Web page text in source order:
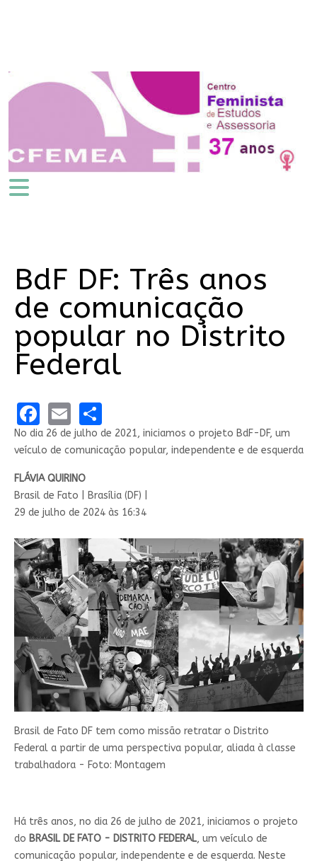
BdF DF: Três anos
de comunicação
popular no Distrito
Federal
Facebook
EmailShare
No dia 26 de julho de 2021, iniciamos o projeto BdF-DF, um
veículo de comunicação popular, independente e de esquerda
FLÁVIA QUIRINO
Brasil de Fato | Brasília (DF) |
29 de julho de 2024 às 16:34
Brasil de Fato DF tem como missão retratar o Distrito
Federal a partir de uma perspectiva popular, aliada à classe
trabalhadora - Foto: Montagem
Há três anos, no dia 26 de julho de 2021, iniciamos o projeto
do BRASIL DE FATO - DISTRITO FEDERAL, um veículo de
comunicação popular, independente e de esquerda. Neste